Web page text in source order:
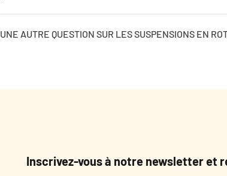
UNE AUTRE QUESTION SUR LES SUSPENSIONS EN
Inscrivez-vous à notre newsletter et